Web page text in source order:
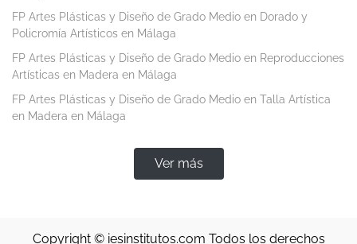
FP Artes Plásticas y Diseño de Grado Medio en Dorado y
Policromía Artísticos en Málaga
FP Artes Plásticas y Diseño de Grado Medio en Reproducciones
Artísticas en Madera en Málaga
FP Artes Plásticas y Diseño de Grado Medio en Talla Artística
en Madera en Málaga
Ver más
Copyright © iesinstitutos.com Todos los derechos